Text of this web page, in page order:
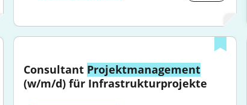
Consultant Projektmanagement
(w/m/d) für Infrastrukturprojekte